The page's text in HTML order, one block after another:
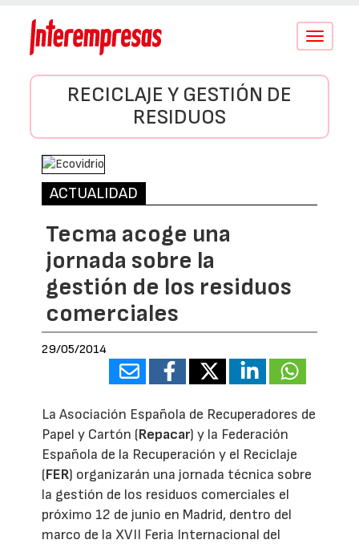
Conmutar
RECICLAJE Y GESTIÓN DE
RESIDUOS
ACTUALIDAD
Tecma acoge una
jornada sobre la
gestión de los residuos
comerciales
29/05/2014
La Asociación Española de Recuperadores de
Papel y Cartón (Repacar) y la Federación
Española de la Recuperación y el Reciclaje
(FER) organizarán una jornada técnica sobre
la gestión de los residuos comerciales el
próximo 12 de junio en Madrid, dentro del
marco de la XVII Feria Internacional del